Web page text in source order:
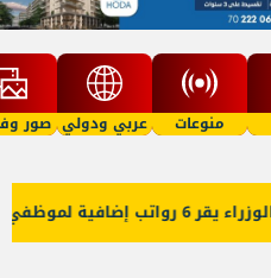
منوعات عربي ودولي صور